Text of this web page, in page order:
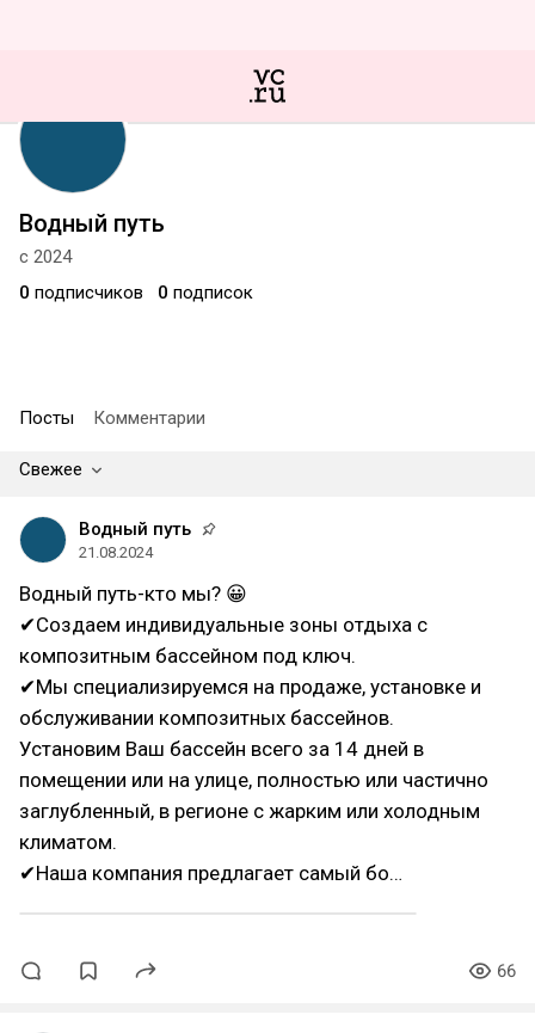
Водный путь
с 2024
0 подписчиков 0 подписок
Посты Комментарии
Свежее
Водный путь
21.08.2024
Водный путь-кто мы? 😀
✔Создаем индивидуальные зоны отдыха с
композитным бассейном под ключ.
✔Мы специализируемся на продаже, установке и
обслуживании композитных бассейнов.
Установим Ваш бассейн всего за 14 дней в
помещении или на улице, полностью или частично
заглубленный, в регионе с жарким или холодным
климатом.
✔Наша компания предлагает самый бо…
66